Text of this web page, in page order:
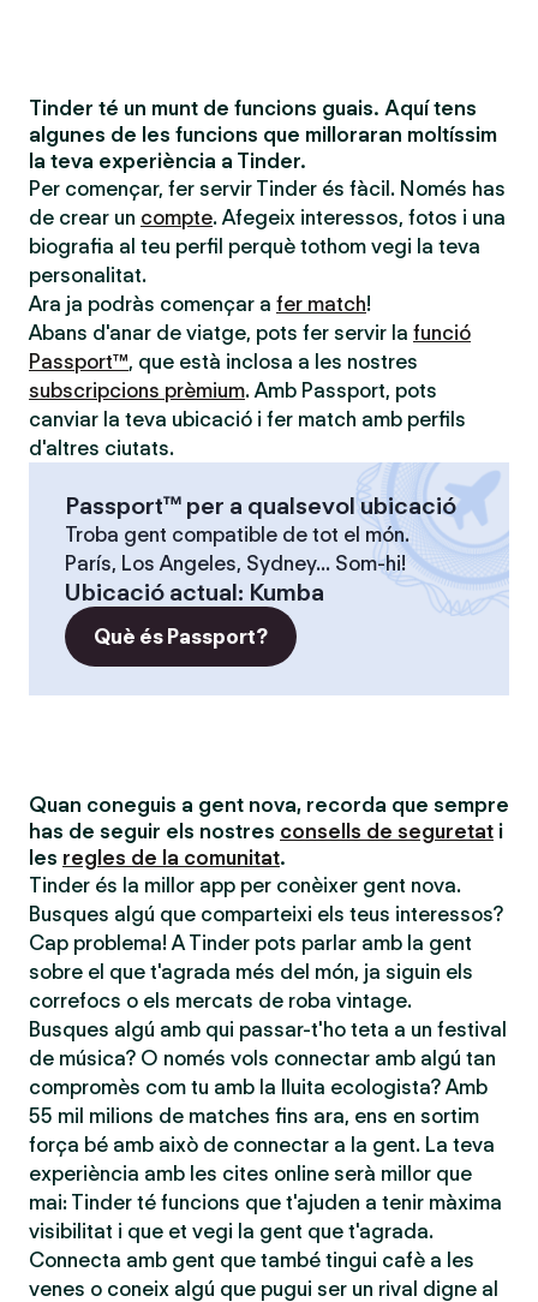
Tinder té un munt de funcions guais. Aquí tens
algunes de les funcions que milloraran moltíssim
la teva experiència a Tinder.
Per començar, fer servir Tinder és fàcil. Només has
de crear un compte. Afegeix interessos, fotos i una
biografia al teu perfil perquè tothom vegi la teva
personalitat.
Ara ja podràs començar a fer match!
Abans d'anar de viatge, pots fer servir la funció
Passport™, que està inclosa a les nostres
subscripcions prèmium. Amb Passport, pots
canviar la teva ubicació i fer match amb perfils
d'altres ciutats.
Passport™ per a qualsevol ubicació
Troba gent compatible de tot el món.
París, Los Angeles, Sydney... Som-hi!
Ubicació actual: Kumba
Què és Passport?
Quan coneguis a gent nova, recorda que sempre
has de seguir els nostres consells de seguretat i
les regles de la comunitat.
Tinder és la millor app per conèixer gent nova.
Busques algú que comparteixi els teus interessos?
Cap problema! A Tinder pots parlar amb la gent
sobre el que t'agrada més del món, ja siguin els
correfocs o els mercats de roba vintage.
Busques algú amb qui passar-t'ho teta a un festival
de música? O només vols connectar amb algú tan
compromès com tu amb la lluita ecologista? Amb
55 mil milions de matches fins ara, ens en sortim
força bé amb això de connectar a la gent. La teva
experiència amb les cites online serà millor que
mai: Tinder té funcions que t'ajuden a tenir màxima
visibilitat i que et vegi la gent que t'agrada.
Connecta amb gent que també tingui cafè a les
venes o coneix algú que pugui ser un rival digne al